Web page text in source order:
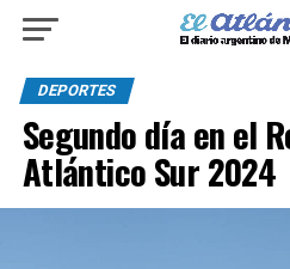
DEPORTES
Segundo día en el
Atlántico Sur 2024